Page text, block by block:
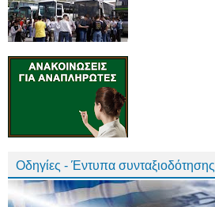
Οδηγίες - Έντυπα συνταξιοδότησης